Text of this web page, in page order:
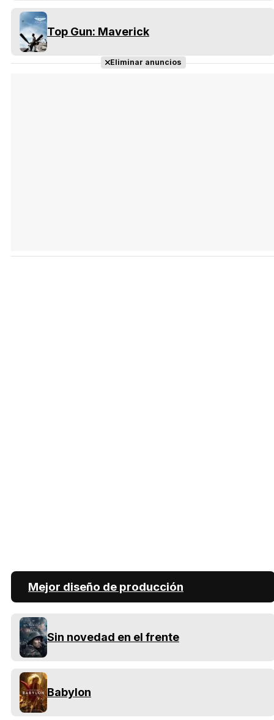
Top Gun: Maverick
Eliminar anuncios
Mejor diseño de producción
Sin novedad en el frente
Babylon